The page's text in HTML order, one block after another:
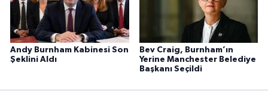
Andy Burnham Kabinesi Son
Şeklini Aldı
Bev Craig, Burnham’ın
Yerine Manchester Belediye
Başkanı Seçildi